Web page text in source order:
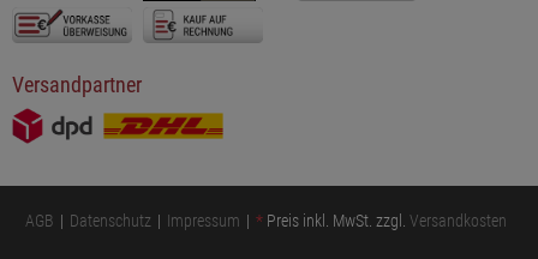
Versandpartner
AGB Datenschutz Impressum * Preis inkl. MwSt. zzgl. Versandkosten